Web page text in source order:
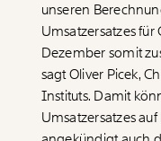
unseren
Umsatzersatzes
Dezember somit
sagt Oliver Picek,
Instituts. Damit
Umsatzersatzes